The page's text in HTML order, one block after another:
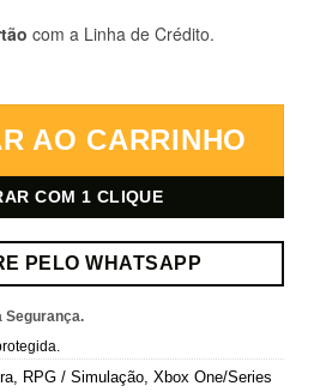
com a Linha de Crédito.
AO CARRINHO
COM 1 CLIQUE
PELO WHATSAPP
Segurança.
RPG / Simulação Xbox One/Series